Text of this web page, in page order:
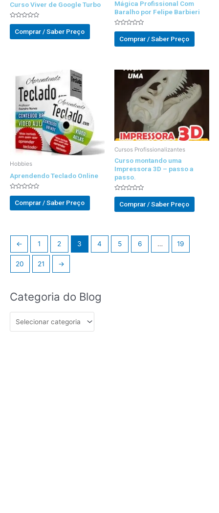
Curso Viver de Google Turbo
Avaliado
out
of
Comprar / Saber Preço
Mágica Profissional Com
Baralho por Felipe Barbieri
Avaliado
out
of
Comprar / Saber Preço
Hobbies
Aprendendo Teclado Online
Avaliado
out
of
Comprar / Saber Preço
Cursos Profissionalizantes
Curso montando uma
Impressora 3D – passo a
passo.
Avaliado
out
of
Comprar / Saber Preço
← 1 2 3 4 5 6 … 19
20 21 →
Categoria do Blog
Categoria
do
Blog